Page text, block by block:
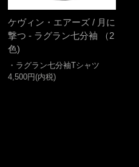
ケヴィン・エアーズ / 月に
撃つ - ラグラン七分袖 （2
色)
・ラグラン七分袖Tシャツ
4,500円(内税)